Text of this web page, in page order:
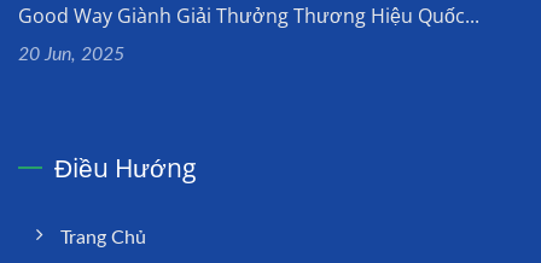
Good Way Giành Giải Thưởng Thương Hiệu Quốc...
20 Jun, 2025
Điều Hướng
Trang Chủ